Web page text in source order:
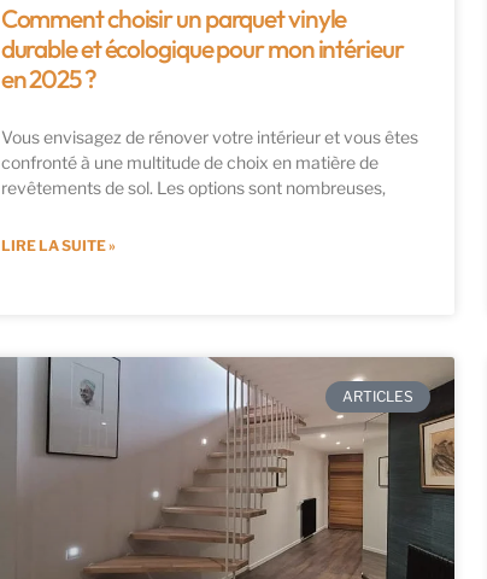
Comment choisir un parquet vinyle
durable et écologique pour mon intérieur
en 2025 ?
Vous envisagez de rénover votre intérieur et vous êtes
confronté à une multitude de choix en matière de
revêtements de sol. Les options sont nombreuses,
LIRE LA SUITE »
ARTICLES